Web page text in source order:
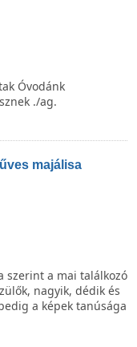
Óvodánk
./ag.
majálisa
szerint a mai találkozó
nagyik, dédik és
a képek tanúsága